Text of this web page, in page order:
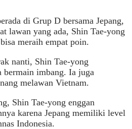
di Grup D bersama Jepang,
lawan yang ada, Shin Tae-yong
meraih empat poin.
nanti, Shin Tae-yong
bermain imbang. Ia juga
melawan Vietnam.
Shin Tae-yong enggan
karena Jepang memiliki level
Indonesia.